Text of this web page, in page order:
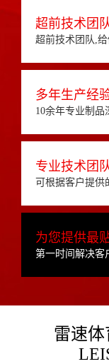
超前技术团
超前技术团队,
多年生产经
10余年专业制
专业技术团
可根据客户提供
为您提供最
第一时间解决客
雷速